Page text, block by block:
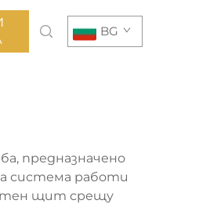
BG
предназначено
система работи
щит срещу